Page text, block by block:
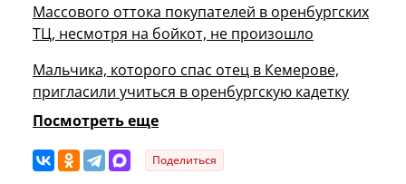
Массового оттока покупателей в оренбургских
ТЦ, несмотря на бойкот, не произошло
Мальчика, которого спас отец в Кемерове,
пригласили учиться в оренбургскую кадетку
Посмотреть еще
Поделиться